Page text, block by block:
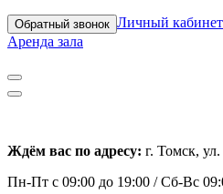
Обратный звонок Личный кабинет
Аренда зала
Ждём вас по адресу: г. Томск,
Пн-Пт с 09:00 до 19:00 /Сб-Вс